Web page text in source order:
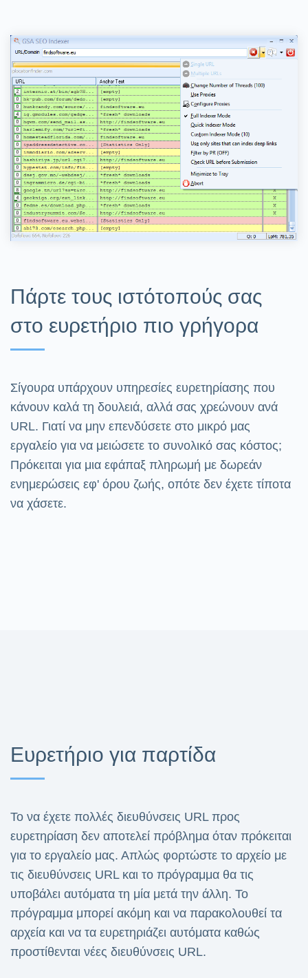
Πάρτε τους ιστότοπούς σας
στο ευρετήριο πιο γρήγορα
Σίγουρα υπάρχουν υπηρεσίες ευρετηρίασης που
κάνουν καλά τη δουλειά, αλλά σας χρεώνουν ανά
URL. Γιατί να μην επενδύσετε στο μικρό μας
εργαλείο για να μειώσετε το συνολικό σας κόστος;
Πρόκειται για μια εφάπαξ πληρωμή με δωρεάν
ενημερώσεις εφ' όρου ζωής, οπότε δεν έχετε τίποτα
να χάσετε.
Ευρετήριο για παρτίδα
Το να έχετε πολλές διευθύνσεις URL προς
ευρετηρίαση δεν αποτελεί πρόβλημα όταν πρόκειται
για το εργαλείο μας. Απλώς φορτώστε το αρχείο με
τις διευθύνσεις URL και το πρόγραμμα θα τις
υποβάλει αυτόματα τη μία μετά την άλλη. Το
πρόγραμμα μπορεί ακόμη και να παρακολουθεί τα
αρχεία και να τα ευρετηριάζει αυτόματα καθώς
προστίθενται νέες διευθύνσεις URL.